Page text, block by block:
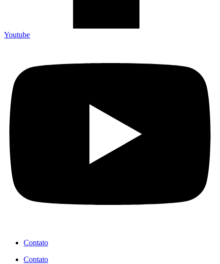
Youtube
Contato
Contato